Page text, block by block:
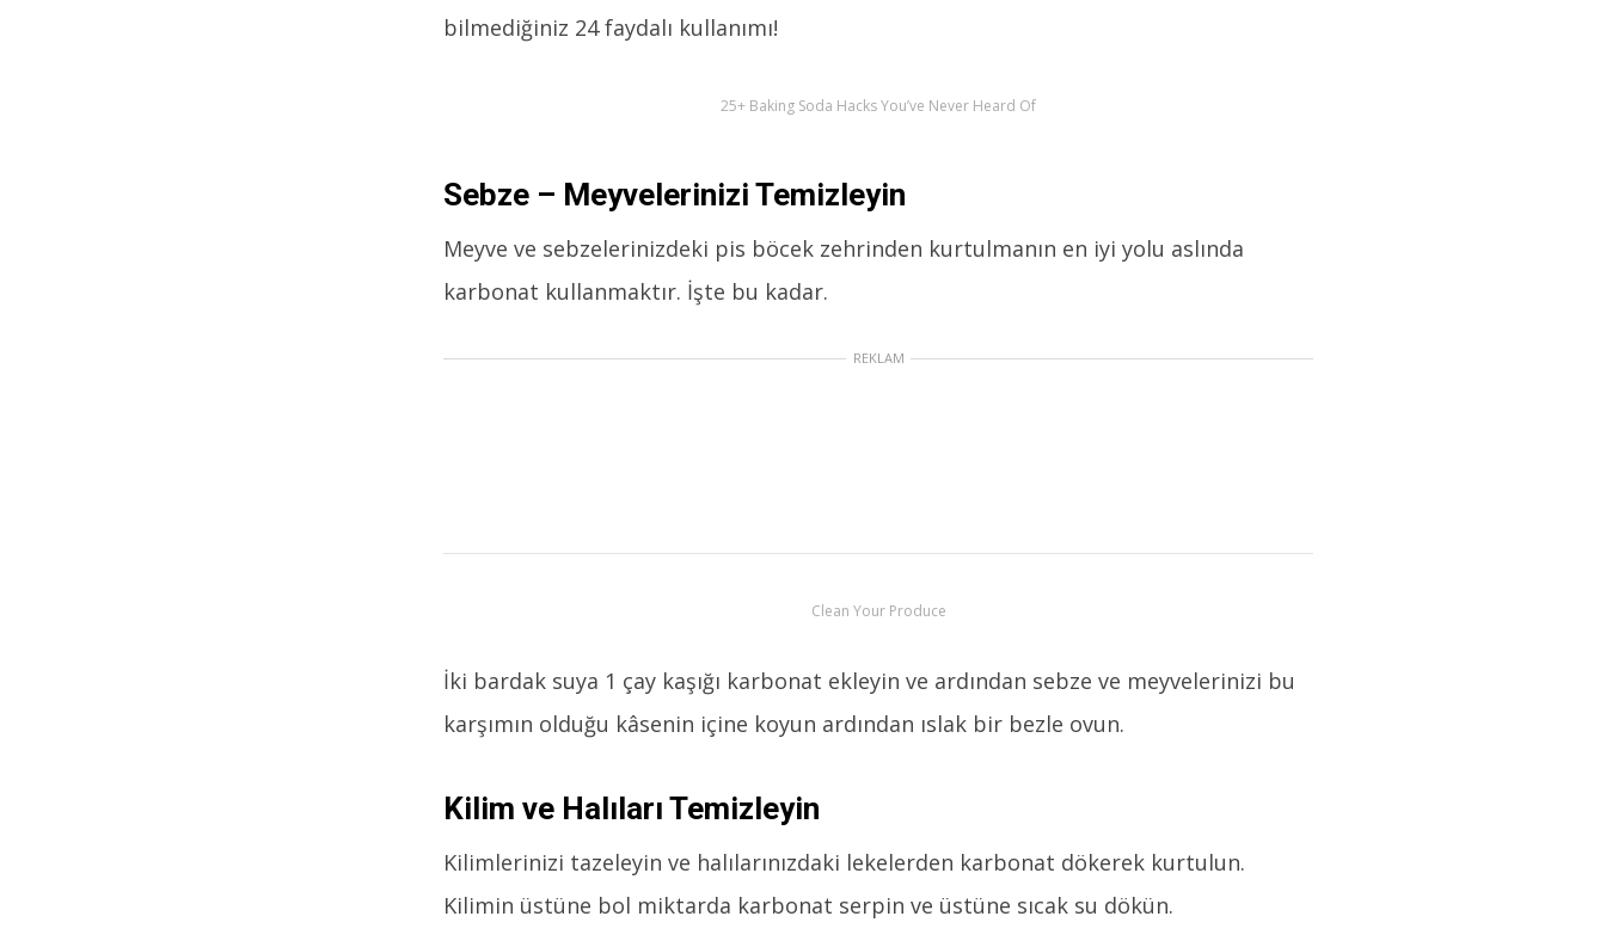
bilmediğiniz 24 faydalı kullanımı!
25+ Baking Soda Hacks You’ve Never Heard Of
Sebze – Meyvelerinizi Temizleyin
Meyve ve sebzelerinizdeki pis böcek zehrinden kurtulmanın en iyi yolu aslında
karbonat kullanmaktır. İşte bu kadar.
REKLAM
Clean Your Produce
İki bardak suya 1 çay kaşığı karbonat ekleyin ve ardından sebze ve meyvelerinizi bu
karşımın olduğu kâsenin içine koyun ardından ıslak bir bezle ovun.
Kilim ve Halıları Temizleyin
Kilimlerinizi tazeleyin ve halılarınızdaki lekelerden karbonat dökerek kurtulun.
Kilimin üstüne bol miktarda karbonat serpin ve üstüne sıcak su dökün.